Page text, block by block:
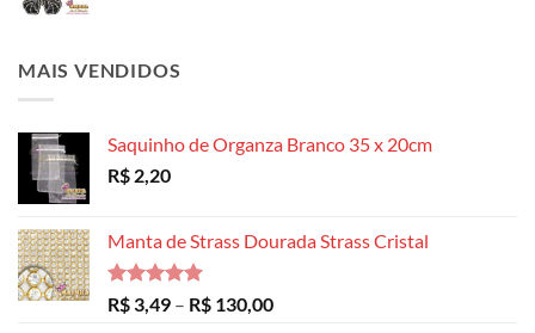
MAIS VENDIDOS
Saquinho de Organza Branco 35 x 20cm
R$ 2,20
Manta de Strass Dourada Strass Cristal
Avaliação
5.00
de 5
R$ 3,49 – R$ 130,00Faixa